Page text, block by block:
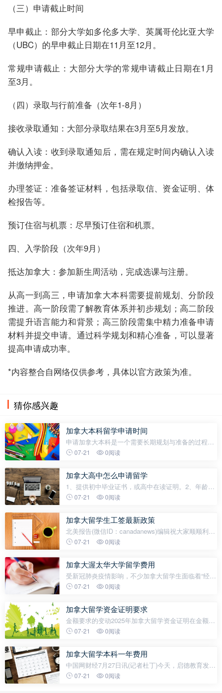
（三）申请截止时间
早申截止：部分大学如多伦多大学、英属哥伦比亚大学
（UBC）的早申截止日期在11月至12月。
常规申请截止：大部分大学的常规申请截止日期在1月
至3月。
（四）录取与行前准备（次年1-8月）
接收录取通知：大部分录取结果在3月至5月发放。
确认入读：收到录取通知后，需在规定时间内确认入读
并缴纳押金。
办理签证：准备签证材料，包括录取信、资金证明、体
检报告等。
预订住宿与机票：尽早预订住宿和机票。
四、入学阶段（次年9月）
抵达加拿大：参加新生周活动，完成选课与注册。
从高一到高三，申请加拿大本科需要提前规划、分阶段
推进。高一阶段需了解教育体系并初步规划；高二阶段
需提升语言能力和背景；高三阶段需集中精力准备申请
材料并提交申请。通过科学规划和精心准备，可以显著
提高申请成功率。
*内容整合自网络仅供参考，具体以官方政策为准。
猜你感兴趣
加拿大本科留学申请时间
申请加拿大本科是一个需要长期规划与准备的过程，
从高一到高三的每个阶段都至关重要。合理规划时间
成功率。一、高一阶段：基础积累
07-21 0阅读
加拿大高中怎么申请留学
1、提供初中毕业证书，或高中在读证明。2、年龄不
足18周岁、19周岁的学生，需要有加籍公民或永久居
省、曼尼托巴省、未满18周岁
07-21 0阅读
加拿大留学生工签最新政策
北美报告(微信ID：canadanews)编辑祝大家顺顺利利
申请到工签~特大喜讯！！！超级利好！！！有意毕
欢呼呐喊！过年期间，加拿大移民局给广大留学
07-21 0阅读
加拿大渥太华大学留学费用
受新冠肺炎疫情影响，不少加拿大留学生面临着“经济
压力”，兼职打工受阻使他们资金来源大幅减少。在此
学校推出了一系列补贴政策
07-21 0阅读
加拿大留学资金证明要求
金额要求的变动2025年加拿大留学资金证明在金额方
面有显著调整。对于单独申请留学的人员来说，资金
换算成人民币大约是5.7万元
07-21 0阅读
加拿大留学本科一年费用
中国网财经7月27日讯(记者杜丁)今天，启德教育发布
《2019加拿大留学报告》，加拿大统计局数据显示，
07-21 0阅读